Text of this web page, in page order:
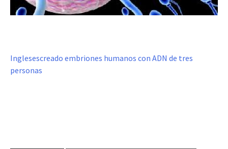
Inglesescreado embriones humanos con ADN de tres
personas